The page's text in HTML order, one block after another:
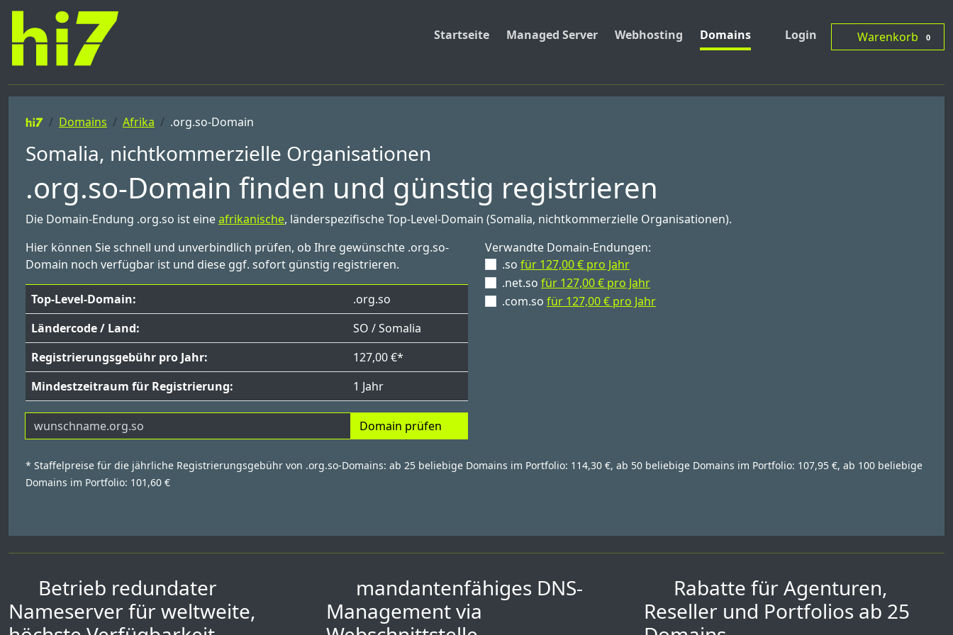
Startseite Managed Server Webhosting Domains Login Warenkorb 0
Domains Afrika .org.so-Domain
Somalia, nichtkommerzielle Organisationen
.org.so-Domain finden und günstig registrieren
Die Domain-Endung .org.so ist eineafrikanische, länderspezifische Top-Level-Domain (Somalia, nichtkommerzielle Organisationen).
Hier können Sie schnell und unverbindlich prüfen, ob Ihre gewünschte .org.so-
Domain noch verfügbar ist und diese ggf. sofort günstig registrieren.
Top-Level-Domain:
.org.so
Ländercode / Land:
SO / Somalia
Registrierungsgebühr pro Jahr:
127,00 €*
Mindestzeitraum für Registrierung:
1 Jahr
Domain prüfen
Verwandte Domain-Endungen:
.so für 127,00 € pro Jahr
.net.so für 127,00 € pro Jahr
.com.so für 127,00 € pro Jahr
* Staffelpreise für die jährliche Registrierungsgebühr von .org.so-Domains: ab 25 beliebige Domains im Portfolio: 114,30 €, ab 50 beliebige Domains im Portfolio: 107,95 €, ab 100 beliebige
Domains im Portfolio: 101,60 €
Betrieb redundater
Nameserver für weltweite,
mandantenfähiges DNS-
Management via
Rabatte für Agenturen,
Reseller und Portfolios ab 25